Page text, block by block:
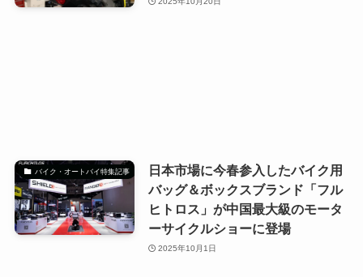
バイク・オートバイ特集記事
日本市場に今春参入したバイク用
バッグ＆ボックスブランド「フル
ヒトロス」が中国最大級のモータ
ーサイクルショーに登場
2025年10月1日